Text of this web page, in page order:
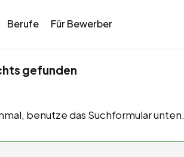
Berufe Für Bewerber
gefunden
benutze das Suchformular unten.